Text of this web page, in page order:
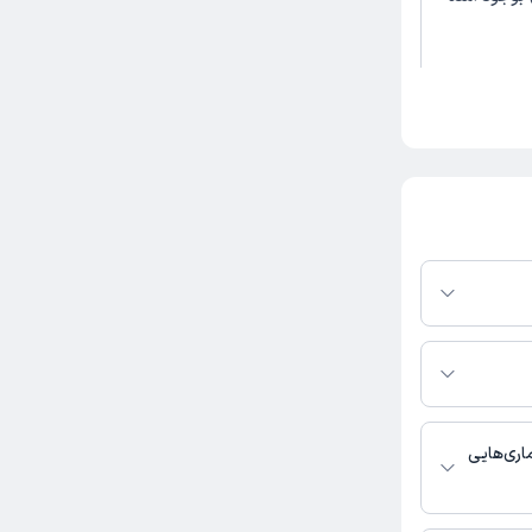
راضی بودم
در پلتفرم دکترتو
صورت فعال بودن
پزشکی و
ارتوپدی فعالیت